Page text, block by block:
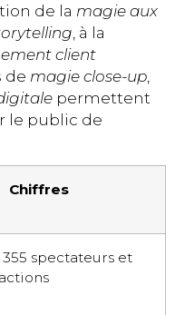
de la magie aux
, à la
client
de magie close-up
permettent
le public de
Chiffres
355 spectateurs et